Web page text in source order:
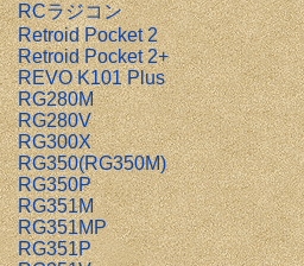
RCラジコン
Retroid Pocket 2
Retroid Pocket 2+
REVO K101 Plus
RG280M
RG280V
RG300X
RG350(RG350M)
RG350P
RG351M
RG351MP
RG351P